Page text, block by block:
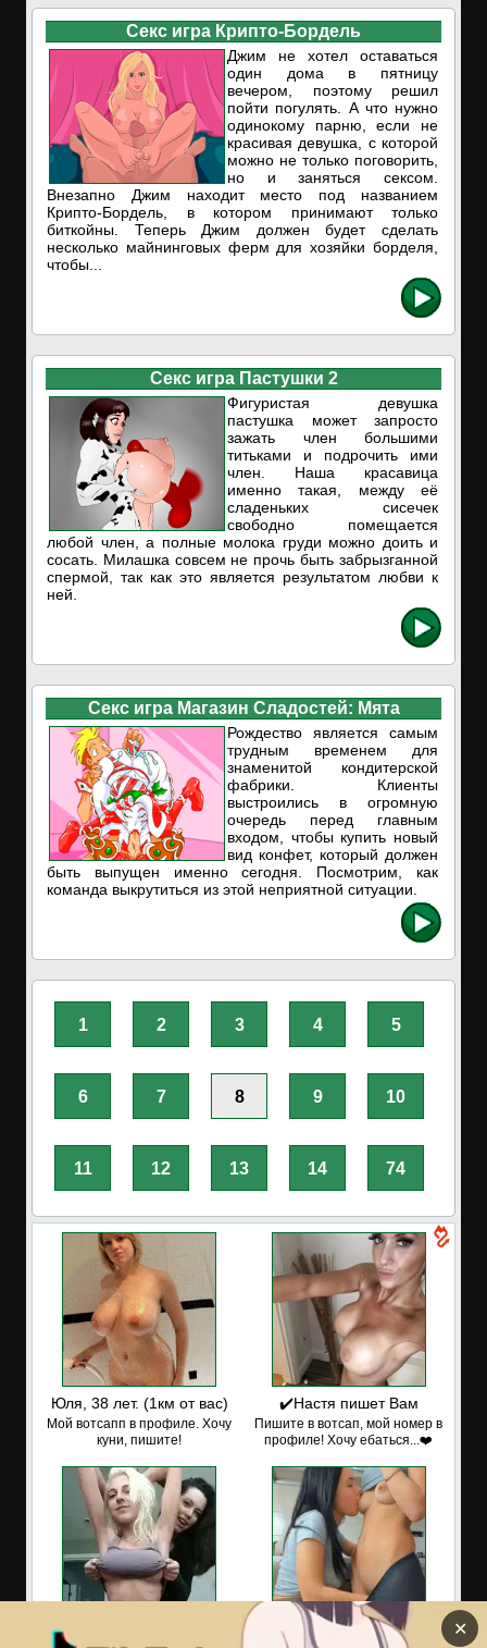
Секс игра Крипто-Бордель
Джим не хотел оставаться
один дома в пятницу
вечером, поэтому решил
пойти погулять. А что нужно
одинокому парню, если не
красивая девушка, с которой
можно не только поговорить,
но и заняться сексом.
Внезапно Джим находит место под названием
Крипто-Бордель, в котором принимают только
биткойны. Теперь Джим должен будет сделать
несколько майнинговых ферм для хозяйки борделя,
чтобы...
Секс игра Пастушки 2
Фигуристая девушка
пастушка может запросто
зажать член большими
титьками и подрочить ими
член. Наша красавица
именно такая, между её
сладеньких сисечек
свободно помещается
любой член, а полные молока груди можно доить и
сосать. Милашка совсем не прочь быть забрызганной
спермой, так как это является результатом любви к
ней.
Секс игра Магазин Сладостей: Мята
Рождество является самым
трудным временем для
знаменитой кондитерской
фабрики. Клиенты
выстроились в огромную
очередь перед главным
входом, чтобы купить новый
вид конфет, который должен
быть выпущен именно сегодня. Посмотрим, как
команда выкрутиться из этой неприятной ситуации.
1 2 3 4 5
6 7 8 9 10
11 12 13 14 74
Юля, 38 лет. (1км от вас)
Мой вотсапп в профиле. Хочу
куни, пишите!
✔️Настя пишет Вам
Пишите в вотсап, мой номер в
профиле! Хочу ебаться...❤️
✅ЗАХОДИ, ПОДРОЧИМ! ✅ЗАХОДИ, ПОДРОЧИМ! ✕